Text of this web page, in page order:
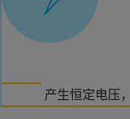
产生恒定电压